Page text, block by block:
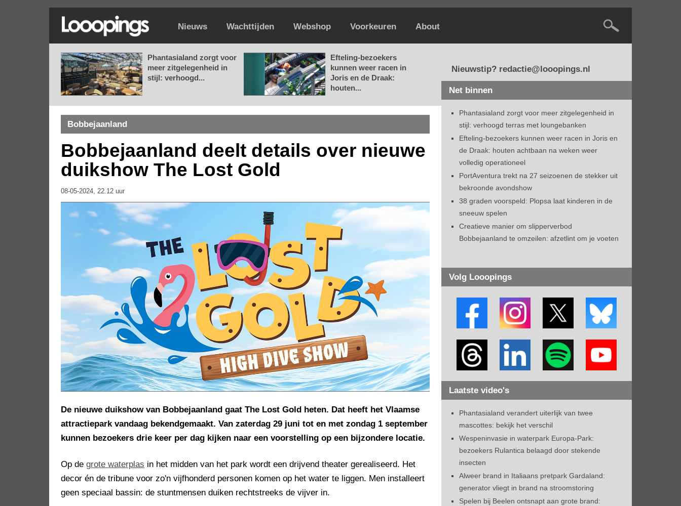
Nieuws Wachttijden Webshop Voorkeuren About
Phantasialand zorgt voor
meer zitgelegenheid in
stijl: verhoogd...
Efteling-bezoekers
kunnen weer racen in
Joris en de Draak:
houten...
Bobbejaanland
Bobbejaanland deelt details over nieuwe
duikshow The Lost Gold
08-05-2024, 22.12 uur
De nieuwe duikshow van Bobbejaanland gaat The Lost Gold heten. Dat heeft het Vlaamse
attractiepark vandaag bekendgemaakt. Van zaterdag 29 juni tot en met zondag 1 september
kunnen bezoekers drie keer per dag kijken naar een voorstelling op een bijzondere locatie.
Op de grote waterplas in het midden van het park wordt een drijvend theater gerealiseerd. Het
decor én de tribune voor zo'n vijfhonderd personen komen op het water te liggen. Men installeert
geen speciaal bassin: de stuntmensen duiken rechtstreeks de vijver in.
Nieuwstip? redactie@looopings.nl
Net binnen
Phantasialand zorgt voor meer zitgelegenheid in
stijl: verhoogd terras met loungebanken
Efteling-bezoekers kunnen weer racen in Joris en
de Draak: houten achtbaan na weken weer
volledig operationeel
PortAventura trekt na 27 seizoenen de stekker uit
bekroonde avondshow
38 graden voorspeld: Plopsa laat kinderen in de
sneeuw spelen
Creatieve manier om slipperverbod
Bobbejaanland te omzeilen: afzetlint om je voeten
Volg Looopings
Laatste video's
Phantasialand verandert uiterlijk van twee
mascottes: bekijk het verschil
Wespeninvasie in waterpark Europa-Park:
bezoekers Rulantica belaagd door stekende
insecten
Alweer brand in Italiaans pretpark Gardaland:
generator vliegt in brand na stroomstoring
Spelen bij Beelen ontsnapt aan grote brand: